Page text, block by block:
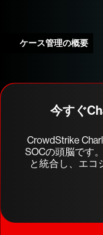
ケース管理の概要
今すぐ
CrowdStrike
SOCの頭脳です
と統合し、エコ